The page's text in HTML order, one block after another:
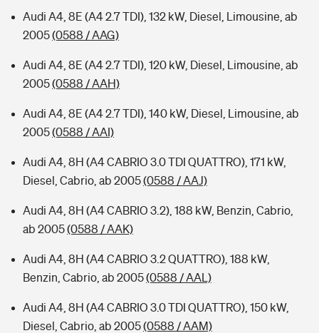
Audi A4, 8E (A4 2.7 TDI), 132 kW, Diesel, Limousine, ab
2005(0588 / AAG)
Audi A4, 8E (A4 2.7 TDI), 120 kW, Diesel, Limousine, ab
2005(0588 / AAH)
Audi A4, 8E (A4 2.7 TDI), 140 kW, Diesel, Limousine, ab
2005(0588 / AAI)
Audi A4, 8H (A4 CABRIO 3.0 TDI QUATTRO), 171 kW,
Diesel, Cabrio, ab 2005(0588 / AAJ)
Audi A4, 8H (A4 CABRIO 3.2), 188 kW, Benzin, Cabrio,
ab 2005(0588 / AAK)
Audi A4, 8H (A4 CABRIO 3.2 QUATTRO), 188 kW,
Benzin, Cabrio, ab 2005(0588 / AAL)
Audi A4, 8H (A4 CABRIO 3.0 TDI QUATTRO), 150 kW,
Diesel, Cabrio, ab 2005(0588 / AAM)